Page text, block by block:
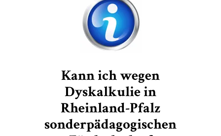
Kann ich wegen
Dyskalkulie in
Rheinland-Pfalz
sonderpädagogischen